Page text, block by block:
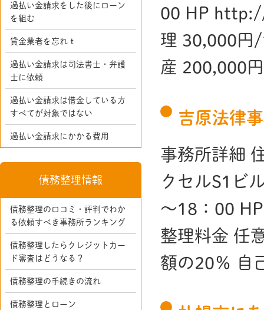
00 HP
理 30,000円/
産 200,000
吉原法律
事務所詳細
クセルS1ビ
～18：00
整理料金 任
額の20％ 自
過払い金請求をした後にローン
を組む
貸金業者を忘れｔ
過払い金請求は司法書士・弁護
士に依頼
過払い金請求は借金している方
すべてが対象ではない
過払い金請求にかかる費用
債務整理情報
債務整理の口コミ・評判でわか
る依頼すべき事務所ランキング
債務整理したらクレジットカー
ド審査はどうなる？
債務整理の手続きの流れ
債務整理とローン